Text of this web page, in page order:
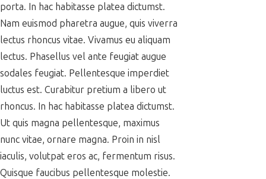
porta. In hac habitasse platea dictumst.
Nam euismod pharetra augue, quis viverra
lectus rhoncus vitae. Vivamus eu aliquam
lectus. Phasellus vel ante feugiat augue
sodales feugiat. Pellentesque imperdiet
luctus est. Curabitur pretium a libero ut
rhoncus. In hac habitasse platea dictumst.
Ut quis magna pellentesque, maximus
nunc vitae, ornare magna. Proin in nisl
iaculis, volutpat eros ac, fermentum risus.
Quisque faucibus pellentesque molestie.